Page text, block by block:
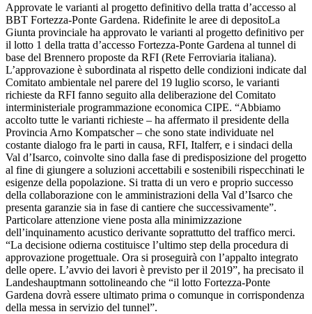
Approvate le varianti al progetto definitivo della tratta d’accesso al
BBT Fortezza-Ponte Gardena. Ridefinite le aree di depositoLa
Giunta provinciale ha approvato le varianti al progetto definitivo per
il lotto 1 della tratta d’accesso Fortezza-Ponte Gardena al tunnel di
base del Brennero proposte da RFI (Rete Ferroviaria italiana).
L’approvazione è subordinata al rispetto delle condizioni indicate dal
Comitato ambientale nel parere del 19 luglio scorso, le varianti
richieste da RFI fanno seguito alla deliberazione del Comitato
interministeriale programmazione economica CIPE. “Abbiamo
accolto tutte le varianti richieste – ha affermato il presidente della
Provincia Arno Kompatscher – che sono state individuate nel
costante dialogo fra le parti in causa, RFI, Italferr, e i sindaci della
Val d’Isarco, coinvolte sino dalla fase di predisposizione del progetto
al fine di giungere a soluzioni accettabili e sostenibili rispecchinati le
esigenze della popolazione. Si tratta di un vero e proprio successo
della collaborazione con le amministrazioni della Val d’Isarco che
presenta garanzie sia in fase di cantiere che successivamente”.
Particolare attenzione viene posta alla minimizzazione
dell’inquinamento acustico derivante soprattutto del traffico merci.
“La decisione odierna costituisce l’ultimo step della procedura di
approvazione progettuale. Ora si proseguirà con l’appalto integrato
delle opere. L’avvio dei lavori è previsto per il 2019”, ha precisato il
Landeshauptmann sottolineando che “il lotto Fortezza-Ponte
Gardena dovrà essere ultimato prima o comunque in corrispondenza
della messa in servizio del tunnel”.